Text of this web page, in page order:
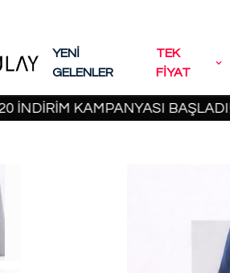
YENİ
GELENLER
TEK
FİYAT
KAMPANYASI BAŞLADI! |